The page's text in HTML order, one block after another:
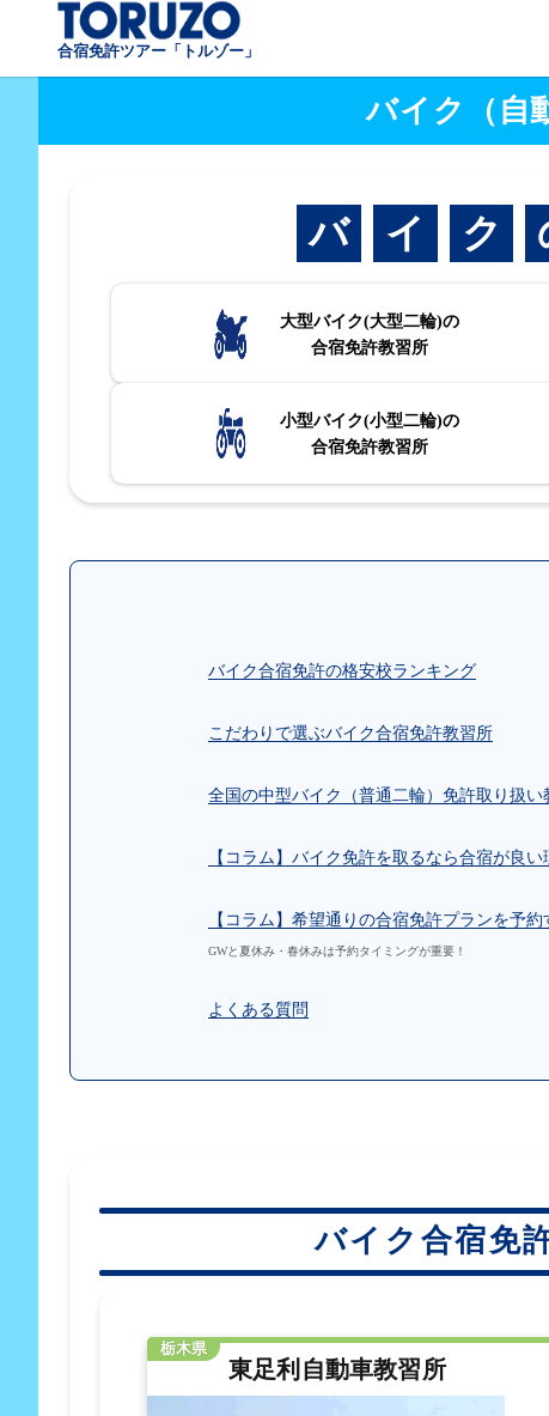
合宿免許ツアー「トルゾー」
バイク（自
バ イ ク
大型バイク(大型二輪)の
合宿免許教習所
小型バイク(小型二輪)の
合宿免許教習所
バイク合宿免許の格安校ランキング
こだわりで選ぶバイク合宿免許教習所
全国の中型バイク（普通二輪）免許取り扱い
【コラム】バイク免許を取るなら合宿が良い
【コラム】希望通りの合宿免許プランを予約
GWと夏休み・春休みは予約タイミングが重要！
よくある質問
バイク合宿免
栃木県
東足利自動車教習所